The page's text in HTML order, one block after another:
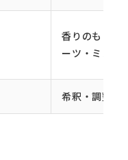
香りのもと(
ーツ・ミント
希釈・調整